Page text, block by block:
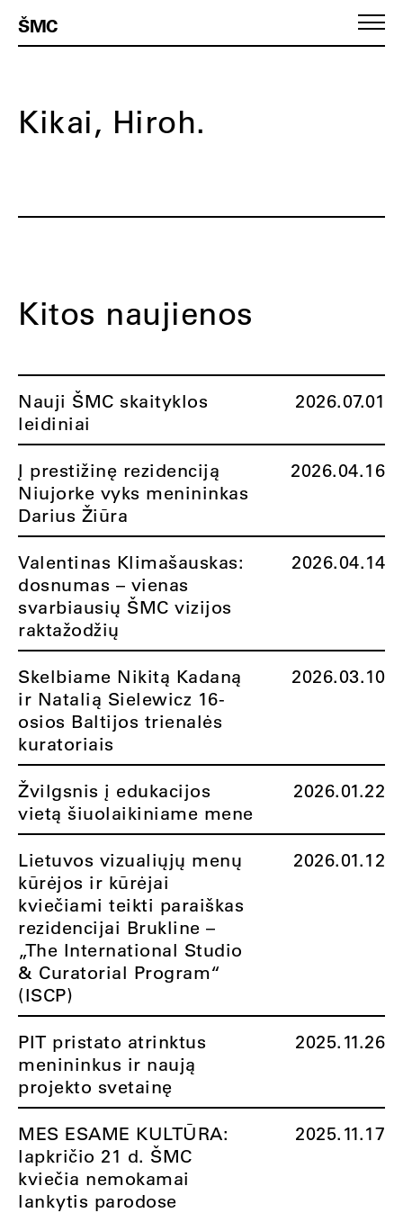
ŠMC
Kikai, Hiroh.
Kitos naujienos
Nauji ŠMC skaityklos
leidiniai
2026.07.01
Į prestižinę rezidenciją
Niujorke vyks menininkas
Darius Žiūra
2026.04.16
Valentinas Klimašauskas:
dosnumas – vienas
svarbiausių ŠMC vizijos
raktažodžių
2026.04.14
Skelbiame Nikitą Kadaną
ir Natalią Sielewicz 16-
osios Baltijos trienalės
kuratoriais
2026.03.10
Žvilgsnis į edukacijos
vietą šiuolaikiniame mene
2026.01.22
Lietuvos vizualiųjų menų
kūrėjos ir kūrėjai
kviečiami teikti paraiškas
rezidencijai Brukline –
„The International Studio
& Curatorial Program“
(ISCP)
2026.01.12
PIT pristato atrinktus
menininkus ir naują
projekto svetainę
2025.11.26
MES ESAME KULTŪRA:
lapkričio 21 d. ŠMC
kviečia nemokamai
lankytis parodose
2025.11.17